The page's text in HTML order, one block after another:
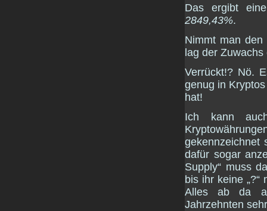
Das ergibt
2849,43%.
Nimmt man
lag der
Verrückt!? Nö.
genug in
hat!
Ich kann
gekennzeichnet
dafür sogar
Supply“ muss
bis ihr keine
Alles ab da
Jahrzehnten